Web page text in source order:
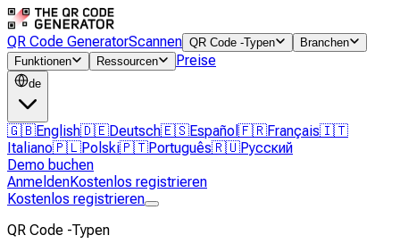
QR Code GeneratorScannen QR Code -Typen
Branchen
Funktionen
Ressourcen Preise
de
🇬🇧English🇩🇪Deutsch🇪🇸Español 🇫🇷Français🇮🇹
Italiano🇵🇱Polski🇵🇹Português🇷🇺Русский
Demo buchen
AnmeldenKostenlos registrieren
Kostenlos registrieren
QR Code -Typen